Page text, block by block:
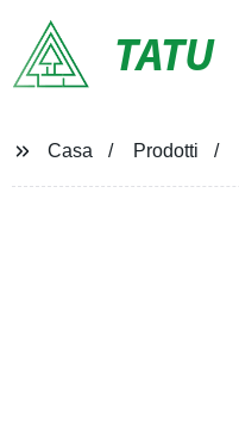
TATU
Casa Prodotti